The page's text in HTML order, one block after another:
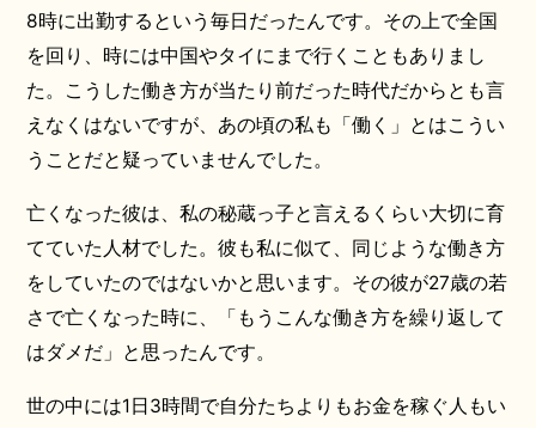
8時に出勤するという毎日だったんです。その上で全国
を回り、時には中国やタイにまで行くこともありまし
た。こうした働き方が当たり前だった時代だからとも言
えなくはないですが、あの頃の私も「働く」とはこうい
うことだと疑っていませんでした。
亡くなった彼は、私の秘蔵っ子と言えるくらい大切に育
てていた人材でした。彼も私に似て、同じような働き方
をしていたのではないかと思います。その彼が27歳の若
さで亡くなった時に、「もうこんな働き方を繰り返して
はダメだ」と思ったんです。
世の中には1日3時間で自分たちよりもお金を稼ぐ人もい